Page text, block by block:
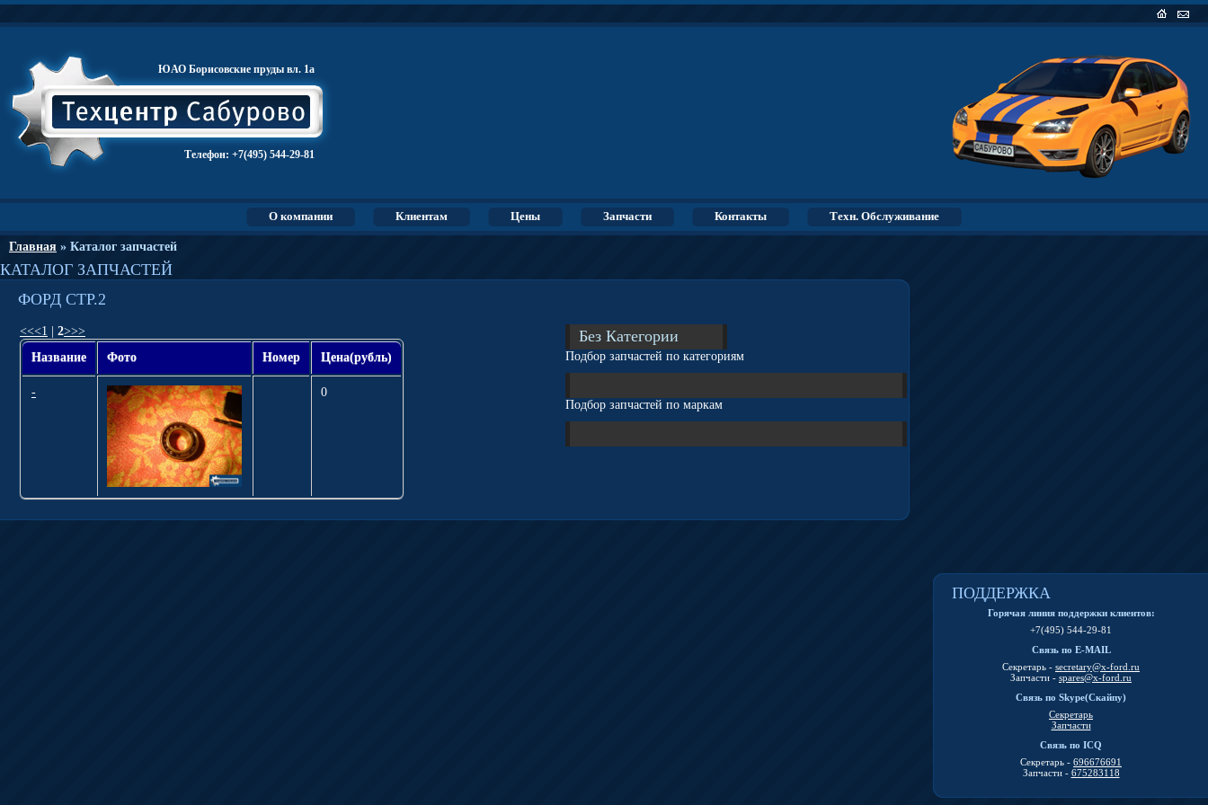
ЮАО Борисовские пруды вл. 1а
Телефон: +7(495) 544-29-81
О компании Клиентам Цены Запчасти Контакты Техн. Обслуживание
Главная » Каталог запчастей
КАТАЛОГ ЗАПЧАСТЕЙ
ФОРД СТР.2
<<<1 2>>>
Название
Фото Номер Цена(рубль)
- 0
Без Категории
Подбор запчастей по категориям
Подбор запчастей по маркам
ПОДДЕРЖКА
Горячая линия поддержки клиентов:
+7(495) 544-29-81
Связь по E-MAIL
Секретарь - secretary@x-ford.ru
Запчасти - spares@x-ford.ru
Связь по Skype(Скайпу)
Секретарь
Запчасти
Связь по ICQ
Секретарь - 696676691
Запчасти - 675283118